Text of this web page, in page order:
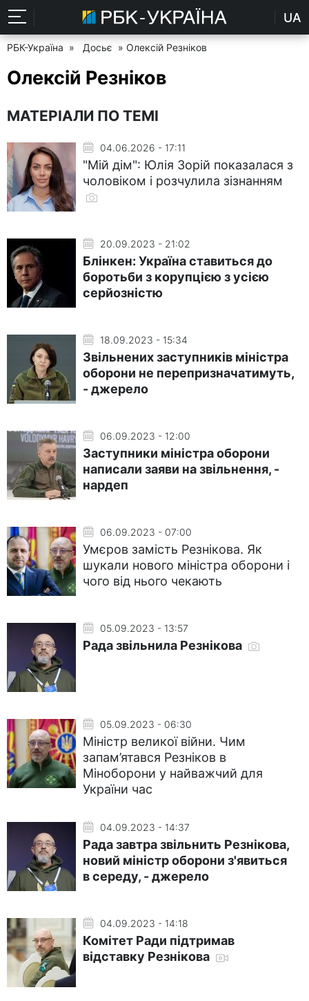
UA
РБК-Україна » Досьє » Олексій Резніков
Олексій Резніков
МАТЕРІАЛИ ПО ТЕМІ
04.06.2026 - 17:11
"Мій дім": Юлія Зорій показалася з
чоловіком і розчулила зізнанням
20.09.2023 - 21:02
Блінкен: Україна ставиться до
боротьби з корупцією з усією
серйозністю
18.09.2023 - 15:34
Звільнених заступників міністра
оборони не перепризначатимуть,
- джерело
06.09.2023 - 12:00
Заступники міністра оборони
написали заяви на звільнення, -
нардеп
06.09.2023 - 07:00
Умєров замість Резнікова. Як
шукали нового міністра оборони і
чого від нього чекають
05.09.2023 - 13:57
Рада звільнила Резнікова
05.09.2023 - 06:30
Міністр великої війни. Чим
запам’ятався Резніков в
Міноборони у найважчий для
України час
04.09.2023 - 14:37
Рада завтра звільнить Резнікова,
новий міністр оборони з'явиться
в середу, - джерело
04.09.2023 - 14:18
Комітет Ради підтримав
відставку Резнікова